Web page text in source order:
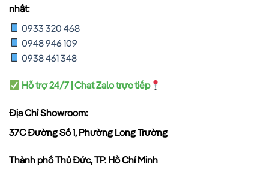
nhất:
0933 320 468
0948 946 109
0938 461 348
Hỗ trợ 24/7 | Chat Zalo trực tiếp
Địa Chỉ Showroom:
37C Đường Số 1, Phường Long Trường
Thành phố Thủ Đức, TP. Hồ Chí Minh